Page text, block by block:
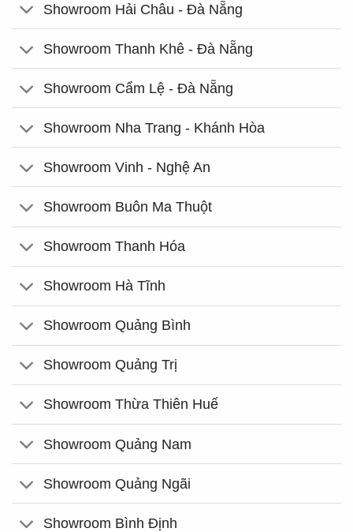
Showroom Hải Châu - Đà Nẵng
Showroom Thanh Khê - Đà Nẵng
Showroom Cẩm Lệ - Đà Nẵng
Showroom Nha Trang - Khánh Hòa
Showroom Vinh - Nghệ An
Showroom Buôn Ma Thuột
Showroom Thanh Hóa
Showroom Hà Tĩnh
Showroom Quảng Bình
Showroom Quảng Trị
Showroom Thừa Thiên Huế
Showroom Quảng Nam
Showroom Quảng Ngãi
Showroom Bình Định